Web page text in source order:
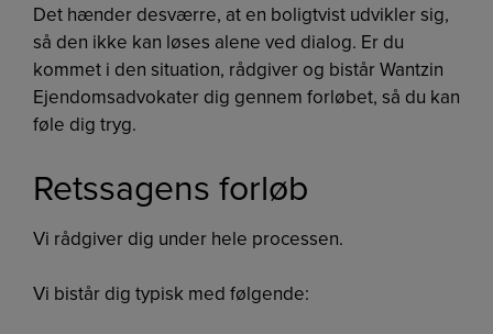
Det hænder desværre, at en boligtvist udvikler sig,
så den ikke kan løses alene ved dialog. Er du
kommet i den situation, rådgiver og bistår Wantzin
Ejendomsadvokater dig gennem forløbet, så du kan
føle dig tryg.
Retssagens forløb
Vi rådgiver dig under hele processen.
Vi bistår dig typisk med følgende: